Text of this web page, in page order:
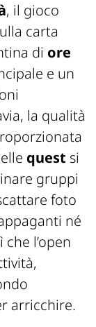
, il gioco
carta
di ore
e un
la qualità
quest si
gruppi
foto
né
l’open
arricchire.